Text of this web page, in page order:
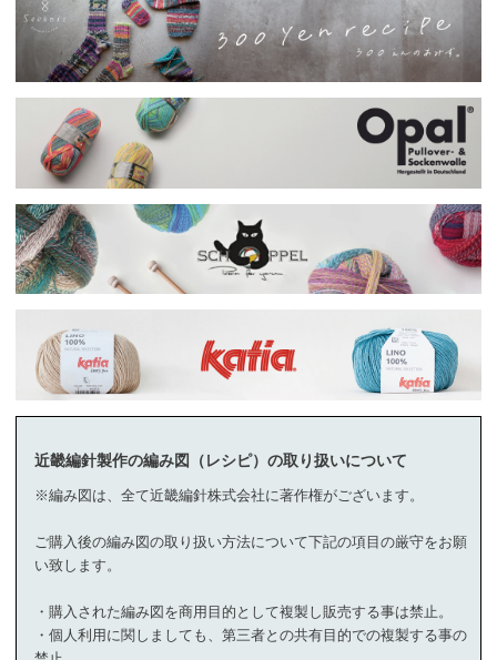
近畿編針製作の編み図（レシピ）の取り扱いについて
※編み図は、全て近畿編針株式会社に著作権がございます。
ご購入後の編み図の取り扱い方法について下記の項目の厳守をお願
い致します。
・購入された編み図を商用目的として複製し販売する事は禁止。
・個人利用に関しましても、第三者との共有目的での複製する事の